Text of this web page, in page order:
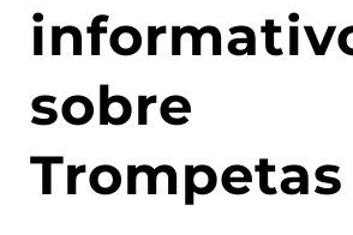
sobre
Trompetas